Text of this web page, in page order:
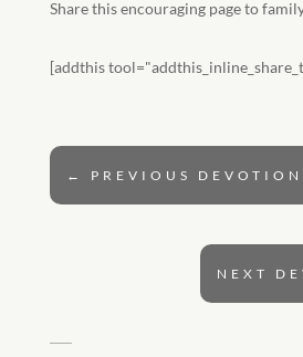
Share this encouraging page to
[addthis
← PREVIOUS
NEXT